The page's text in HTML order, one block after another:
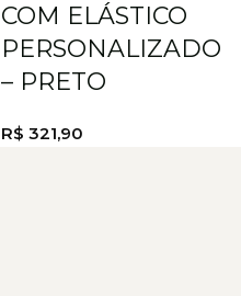
COM ELÁSTICO
PERSONALIZADO
– PRETO
R$ 321,90